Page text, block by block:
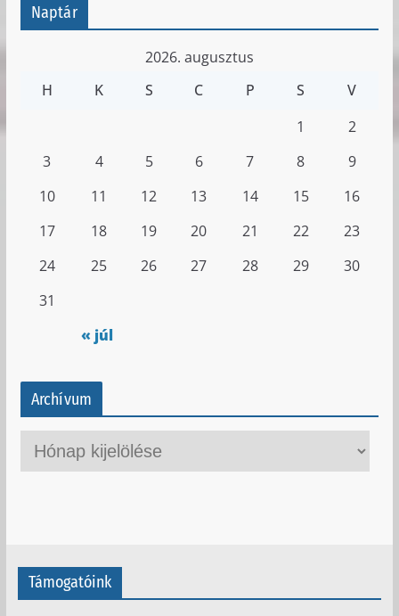
Naptár
2026. augusztus
H
K S C P S V
« júl
1
2
3
4 5 6 7 8
9
10
11 12 13 14 15
16
17
18 19 20 21 22
23
24
25 26 27 28 29
30
31
Archívum
r
Támogatóink